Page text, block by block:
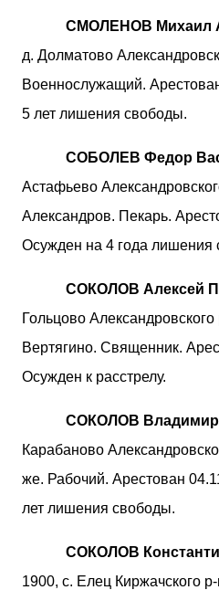
СМОЛЕНОВ Михаил
д. Долматово
Военнослужащий.
5 лет лишения свободы.
СОБОЛЕВ Федор
Астафьево
Александров. Пекарь.
Осужден на 4 года лишения
СОКОЛОВ Алексей
Гольцово
Вертягино. Священник.
Осужден к расстрелу.
СОКОЛОВ Владимир
Карабаново
же. Рабочий. Арестован
лет лишения свободы.
СОКОЛОВ
1900, с. Елец Киржачского